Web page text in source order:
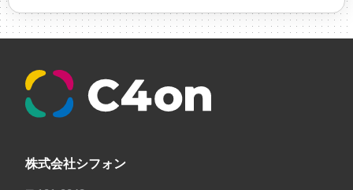
#採用
#採用向け #新卒 #新卒採用
#歓迎会
ュー
#福利厚生
プロジェクト・サービス
#行事
株式会社シフォン